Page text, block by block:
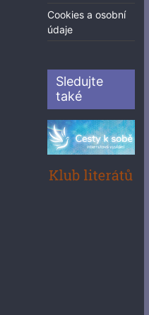
Cookies a osobní
údaje
Sledujte
také